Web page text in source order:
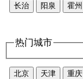
长治 阳泉 霍州
热门城市
北京 天津 重庆